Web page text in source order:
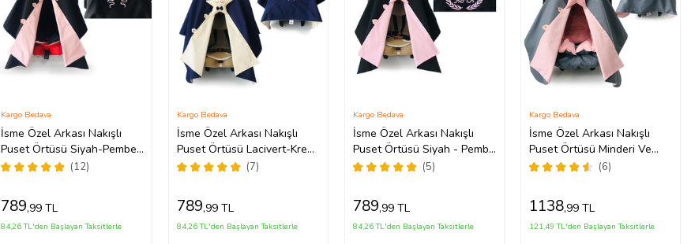
İsme Özel Arkası Nakışlı
Puset Örtüsü Siyah-Pembe
(Standart)
(12)
Kargo Bedava
789,99 TL
84,26 TL'den Başlayan Taksitlerle
İsme Özel Arkası Nakışlı
Puset Örtüsü Lacivert-Krem
(Standart)
(7)
Kargo Bedava
789,99 TL
84,26 TL'den Başlayan Taksitlerle
İsme Özel Arkası Nakışlı
Puset Örtüsü Siyah - Pembe
Fil (Standart) (5)
Kargo Bedava
789,99 TL
84,26 TL'den Başlayan Taksitlerle
İsme Özel Arkası Nakışlı
Puset Örtüsü Minderi Ve
Çarşafı 3 Parça (Standart)
(6)
Kargo Bedava
1138,99 TL
121,49 TL'den Başlayan Taksitlerle